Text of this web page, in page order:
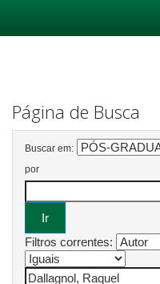
Página de Busca
Buscar em:
por
Filtros correntes: